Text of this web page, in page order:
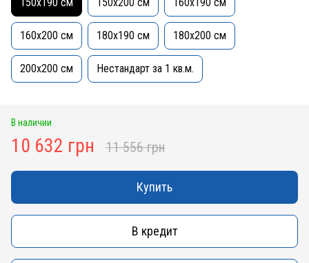
160x200 см 180x190 см 180x200 см
200x200 см Нестандарт за 1 кв.м.
В наличии
10 632 грн 11 556 грн
Купить
В кредит